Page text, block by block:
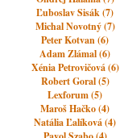
Ľuboslav Sisák (7)
Michal Novotný (7)
Peter Kotvan (6)
Adam Zlámal (6)
Xénia Petrovičová (6)
Robert Goral (5)
Lexforum (5)
Maroš Hačko (4)
Natália Ľalíková (4)